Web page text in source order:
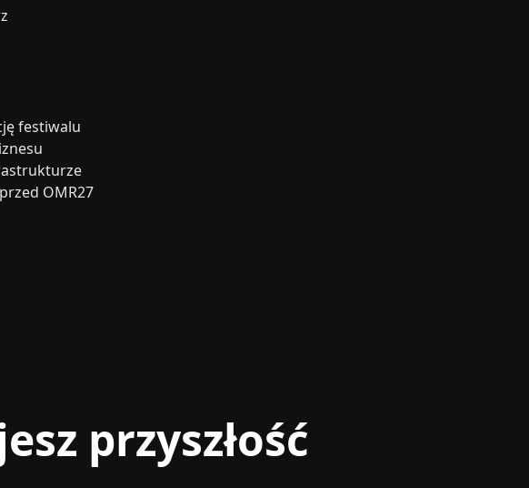
festiwalu
OMR27
przyszłość